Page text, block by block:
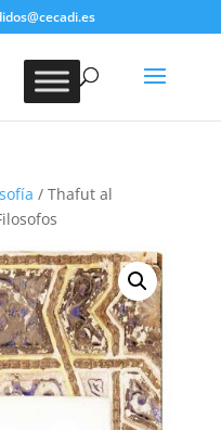
BUSCAR
/ Thafut al